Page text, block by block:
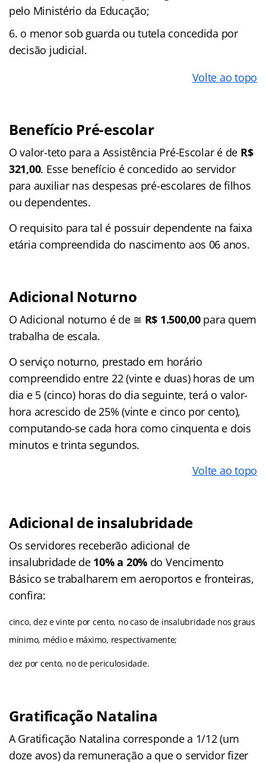
pelo Ministério da Educação;
o menor sob guarda ou tutela concedida por
decisão judicial.
Volte ao topo
Benefício Pré-escolar
O valor-teto para a Assistência Pré-Escolar é de R$
321,00. Esse benefício é concedido ao servidor
para auxiliar nas despesas pré-escolares de filhos
ou dependentes.
O requisito para tal é possuir dependente na faixa
etária compreendida do nascimento aos 06 anos.
Adicional Noturno
O Adicional noturno é de ≅ R$ 1.500,00para quem
trabalha de escala.
O serviço noturno, prestado em horário
compreendido entre 22 (vinte e duas) horas de um
dia e 5 (cinco) horas do dia seguinte, terá o valor-
hora acrescido de 25% (vinte e cinco por cento),
computando-se cada hora como cinquenta e dois
minutos e trinta segundos.
Volte ao topo
Adicional de insalubridade
Os servidores receberão adicional de
insalubridade de10% a 20% do Vencimento
Básico se trabalharem em aeroportos e fronteiras,
confira:
cinco, dez e vinte por cento, no caso de insalubridade nos graus
mínimo, médio e máximo, respectivamente;
dez por cento, no de periculosidade.
Gratificação Natalina
A Gratificação Natalina corresponde a 1/12 (um
doze avos) da remuneração a que o servidor fizer